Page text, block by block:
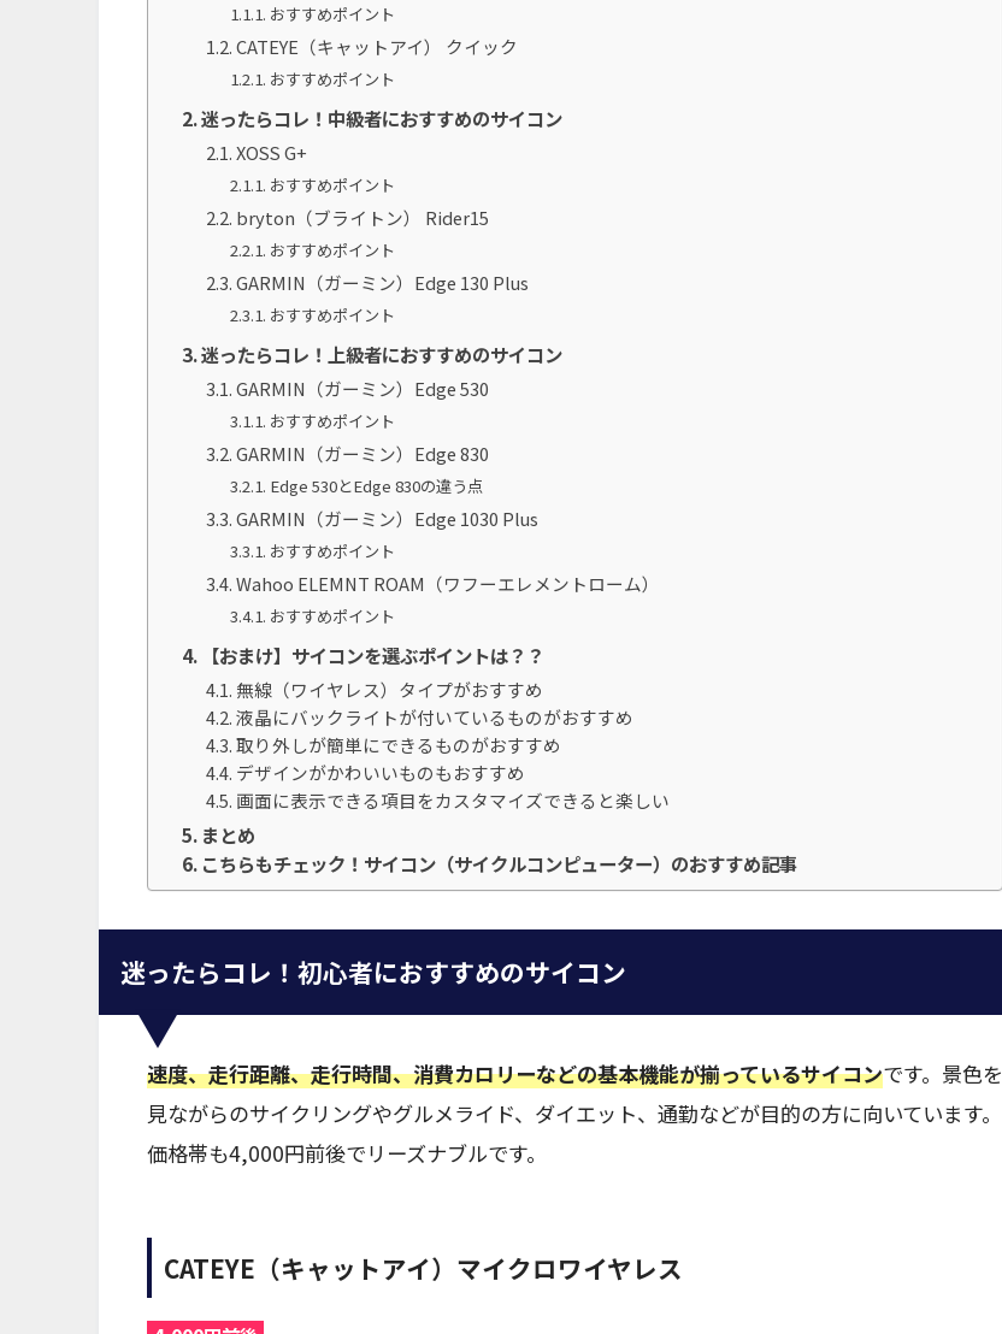
おすすめポイント
CATEYE（キャットアイ） クイック
おすすめポイント
迷ったらコレ！中級者におすすめのサイコン
XOSS G+
おすすめポイント
bryton（ブライトン） Rider15
おすすめポイント
GARMIN（ガーミン）Edge 130 Plus
おすすめポイント
迷ったらコレ！上級者におすすめのサイコン
GARMIN（ガーミン）Edge 530
おすすめポイント
GARMIN（ガーミン）Edge 830
Edge 530とEdge 830の違う点
GARMIN（ガーミン）Edge 1030 Plus
おすすめポイント
Wahoo ELEMNT ROAM（ワフーエレメントローム）
おすすめポイント
【おまけ】サイコンを選ぶポイントは？？
無線（ワイヤレス）タイプがおすすめ
液晶にバックライトが付いているものがおすすめ
取り外しが簡単にできるものがおすすめ
デザインがかわいいものもおすすめ
画面に表示できる項目をカスタマイズできると楽しい
まとめ
こちらもチェック！サイコン（サイクルコンピューター）のおすすめ記事
迷ったらコレ！初心者におすすめのサイコン
速度、走行距離、走行時間、消費カロリーなどの基本機能が揃っているサイコンです。景色を
見ながらのサイクリングやグルメライド、ダイエット、通勤などが目的の方に向いています。
価格帯も4,000円前後でリーズナブルです。
CATEYE（キャットアイ）マイクロワイヤレス